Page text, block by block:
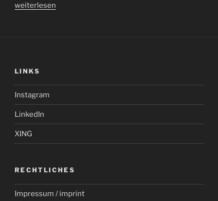
„Eulen
weiterlesen
LINKS
Instagram
LinkedIn
XING
RECHTLICHES
Impressum / imprint